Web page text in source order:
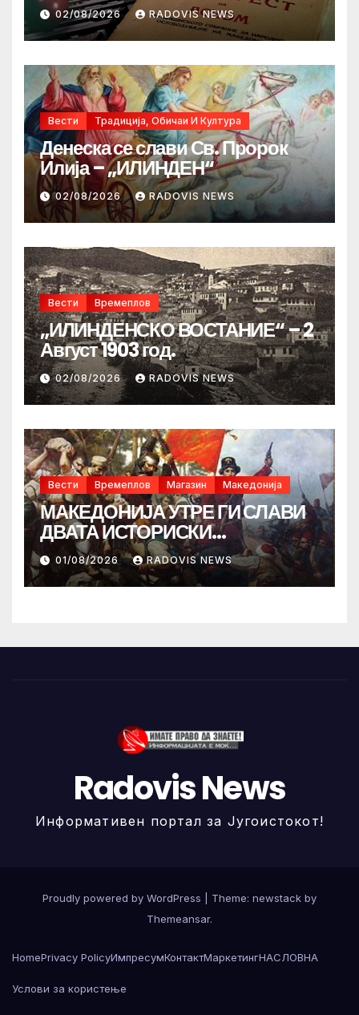
02/08/2026 RADOVIS NEWS
Вести Традиција, Обичаи И Култура
Денеска се слави Св. Пророк
Илија – „ИЛИНДЕН“
02/08/2026 RADOVIS NEWS
Вести Времеплов
„ИЛИНДЕНСКО ВОСТАНИЕ“ – 2
Август 1903 год.
02/08/2026 RADOVIS NEWS
Вести Времеплов Магазин Македонија
МАКЕДОНИЈА УТРЕ ГИ СЛАВИ
ДВАТА ИСТОРИСКИ
ИЛИНДЕНА!
01/08/2026 RADOVIS NEWS
Radovis News
Информативен портал за Југоистокот!
Proudly powered by WordPress
Theme: newstack by
Themeansar.
HomePrivacy PolicyИмпресумКонтактМаркетингНАСЛОВНА
Услови за користење